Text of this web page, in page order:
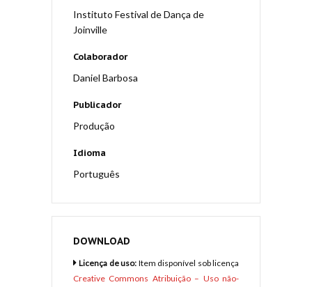
Instituto Festival de Dança de
Joinville
Colaborador
Daniel Barbosa
Publicador
Produção
Idioma
Português
DOWNLOAD
Licença de uso: Item disponível sob licença
Creative Commons Atribuição – Uso não-